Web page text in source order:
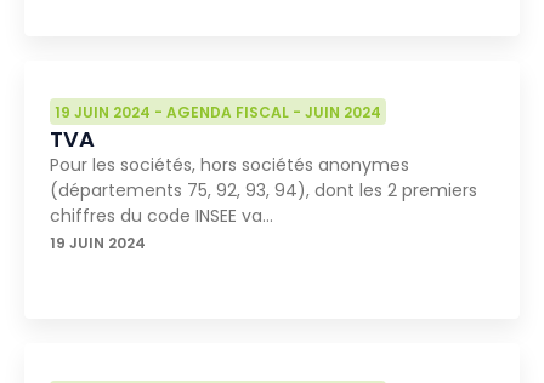
19 JUIN 2024 - AGENDA FISCAL - JUIN 2024
TVA
Pour les sociétés, hors sociétés anonymes
(départements 75, 92, 93, 94), dont les 2 premiers
chiffres du code INSEE va…
19 JUIN 2024